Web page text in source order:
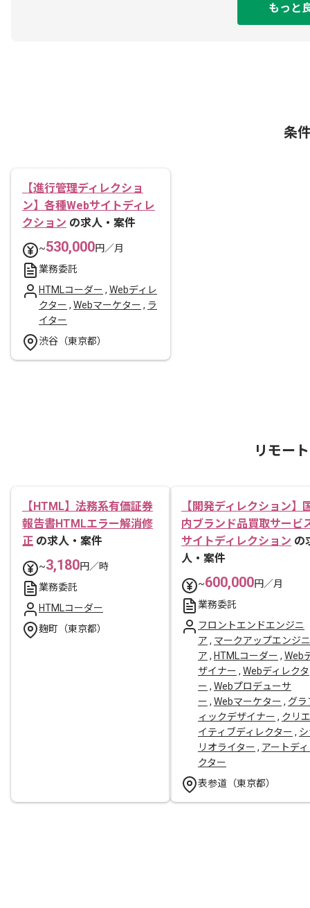
もっと
条
【進行管理ディレクショ
ン】各種Webサイトディレ
クション の求人・案件
~530,000円／月
業務委託
HTMLコーダー , Webディレ
クター , Webマーケター , ラ
イター
渋谷（東京都）
リモー
【HTML】法務系有価証券
報告書HTMLエラー解消修
正 の求人・案件
~3,180円／時
業務委託
HTMLコーダー
麹町（東京都）
【開発ディレクション】
内ブランド品買取サービ
サイトディレクション の
人・案件
~600,000円／月
業務委託
フロントエンドエンジニ
ア , マークアップエンジニ
ア , HTMLコーダー , Web
ザイナー , Webディレクタ
ー , Webプロデューサ
ー , Webマーケター , グラ
ィックデザイナー , クリエ
イティブディレクター ,
リオライター , アートデ
クター
表参道（東京都）